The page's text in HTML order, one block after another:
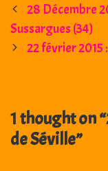
Post
navigation
28 Décembre
Sussargues (34)
22 février 2015
1 thought on “
de Séville”